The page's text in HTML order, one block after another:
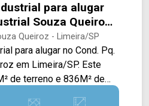
para alugar
Souza Queiroz
Queiroz - Limeira/SP
para alugar no Cond. Pq.
em Limeira/SP. Este
de terreno e 836M² de
um amplo salão,